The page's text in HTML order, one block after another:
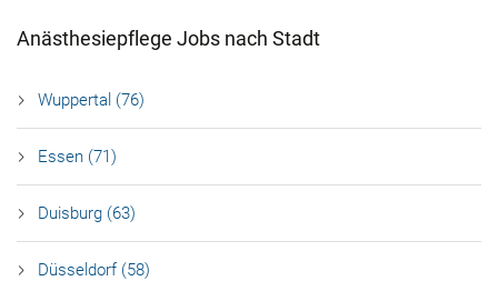
Anästhesiepflege Jobs nach Stadt
Wuppertal (76)
Essen (71)
Duisburg (63)
Düsseldorf (58)